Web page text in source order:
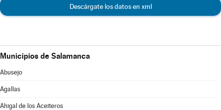
Descárgate los datos en xml
Municipios de Salamanca
Abusejo
Agallas
Ahigal de los Aceiteros